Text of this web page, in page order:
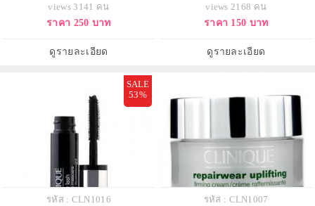
ขนาดทดลอง สีโทนน้ำตาลเจือชมพู
สวยมากก... ลิปรุ่นนี้จะให้เนื้อสัมผัส
ทนนานค่ะ
views 3141 คน
ราคา 250 บาท
ดูรายละเอียด
ข้นสำหรับผู้ที่กำลังมองหาผลิตภัณฑ์
ที่ให้ความชุ่มชื่นในระดับที่สูงขึ้น ผิว
ชื่นกับปราการปกป้องผิว ผิวดูชุ่มชื่น
ยาวนานและอ
views 2168 คน
ราคา 150 บาท
ดูรายละเอียด
SALE
53%
รหัส : CLN1016
รหัส : CLN1007